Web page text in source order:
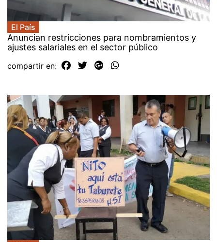
El País
Anuncian restricciones para nombramientos y
ajustes salariales en el sector público
compartir en: